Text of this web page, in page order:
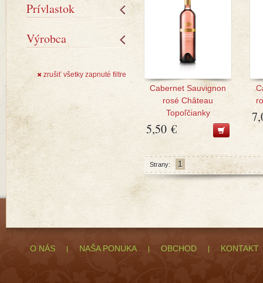
Prívlastok
Výrobca
✖ zrušiť všetky zapnuté filtre
Cabernet Sauvignon
rosé Château
Topoľčianky
5,50 €
Strany: 1
O NÁS NAŠA PONUKA OBCHOD KONTAKT